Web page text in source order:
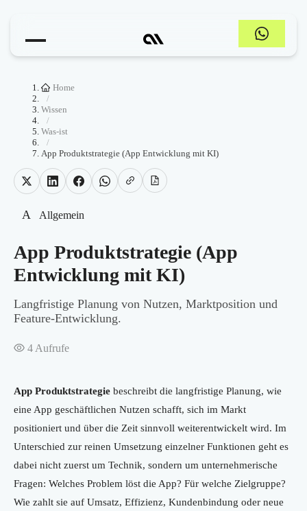
Home
/
Wissen
/
Was-ist
/
App Produktstrategie (App Entwicklung mit KI)
A Allgemein
App Produktstrategie (App
Entwicklung mit KI)
Langfristige Planung von Nutzen, Marktposition und
Feature-Entwicklung.
4 Aufrufe
App Produktstrategie beschreibt die langfristige Planung, wie
eine App geschäftlichen Nutzen schafft, sich im Markt
positioniert und über die Zeit sinnvoll weiterentwickelt wird. Im
Unterschied zur reinen Umsetzung einzelner Funktionen geht es
dabei nicht zuerst um Technik, sondern um unternehmerische
Fragen: Welches Problem löst die App? Für welche Zielgruppe?
Wie zahlt sie auf Umsatz, Effizienz, Kundenbindung oder neue